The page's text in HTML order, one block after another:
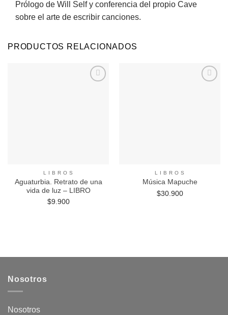
Prólogo de Will Self y conferencia del propio Cave
sobre el arte de escribir canciones.
PRODUCTOS RELACIONADOS
L I B R O S
Aguaturbia. Retrato de una
vida de luz – LIBRO
$9.900
L I B R O S
Música Mapuche
$30.900
Nosotros
Nosotros